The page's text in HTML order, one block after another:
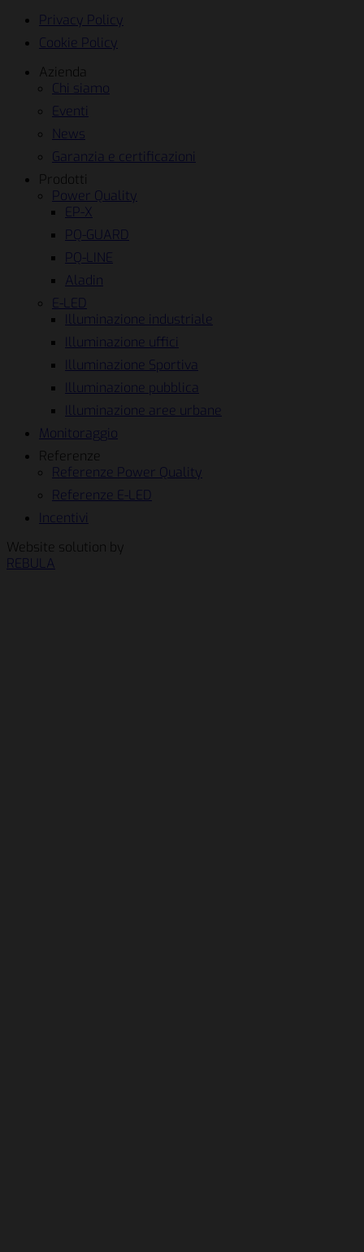
Privacy Policy
Cookie Policy
Azienda
Chi siamo
Eventi
News
Garanzia e certificazioni
Prodotti
Power Quality
EP-X
PQ-GUARD
PQ-LINE
Aladin
E-LED
Illuminazione industriale
Illuminazione uffici
Illuminazione Sportiva
Illuminazione pubblica
Illuminazione aree urbane
Monitoraggio
Referenze
Referenze Power Quality
Referenze E-LED
Incentivi
Website solution by
REBULA